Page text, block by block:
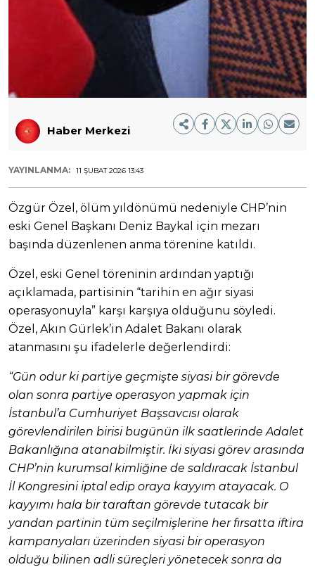
Haber Merkezi
YAYINLANMA: 11 ŞUBAT 2026 13:43
Özgür Özel, ölüm yıldönümü nedeniyle CHP’nin
eski Genel Başkanı Deniz Baykal için mezarı
başında düzenlenen anma törenine katıldı.
Özel, eski Genel töreninin ardından yaptığı
açıklamada, partisinin “tarihin en ağır siyasi
operasyonuyla” karşı karşıya olduğunu söyledi.
Özel, Akın Gürlek’in Adalet Bakanı olarak
atanmasını şu ifadelerle değerlendirdi:
“Gün odur ki partiye geçmişte siyasi bir görevde
olan sonra partiye operasyon yapmak için
İstanbul’a Cumhuriyet Başsavcısı olarak
görevlendirilen birisi bugünün ilk saatlerinde Adalet
Bakanlığına atanabilmiştir. İki siyasi görev arasında
CHP’nin kurumsal kimliğine de saldıracak İstanbul
İl Kongresini iptal edip oraya kayyım atayacak. O
kayyımı hala bir taraftan görevde tutacak bir
yandan partinin tüm seçilmişlerine her fırsatta iftira
kampanyaları üzerinden siyasi bir operasyon
olduğu bilinen adli süreçleri yönetecek sonra da